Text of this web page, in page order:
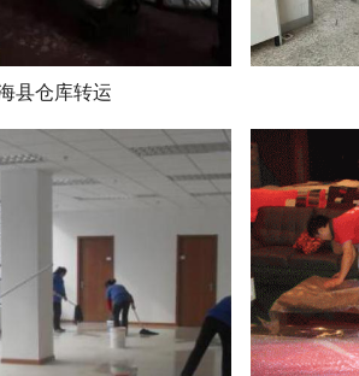
县仓库转运